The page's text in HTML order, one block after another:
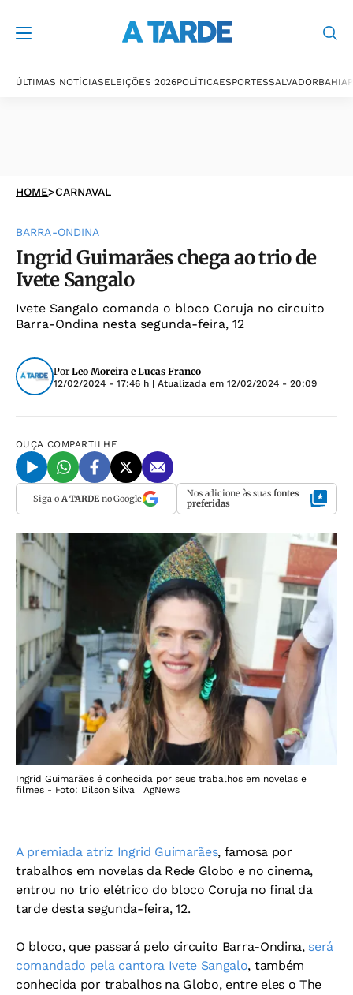
ÚLTIMAS NOTÍCIASELEIÇÕES 2026POLÍTICAESPORTESSALVADORBAHIA
HOME>CARNAVAL
BARRA-ONDINA
Ingrid Guimarães chega ao trio de
Ivete Sangalo
Ivete Sangalo comanda o bloco Coruja no circuito
Barra-Ondina nesta segunda-feira, 12
Por Leo Moreira e Lucas Franco
12/02/2024 - 17:46 h | Atualizada em 12/02/2024 - 20:09
OUÇA COMPARTILHE
Siga o A TARDEno Google Nos adicione às suas fontes
preferidas
Ingrid Guimarães é conhecida por seus trabalhos em novelas e
filmes - Foto: Dilson Silva | AgNews
A premiada atriz Ingrid Guimarães, famosa por
trabalhos em novelas da Rede Globo e no cinema,
entrou no trio elétrico do bloco Coruja no final da
tarde desta segunda-feira, 12.
O bloco, que passará pelo circuito Barra-Ondina, será
comandado pela cantora Ivete Sangalo, também
conhecida por trabalhos na Globo, entre eles o The